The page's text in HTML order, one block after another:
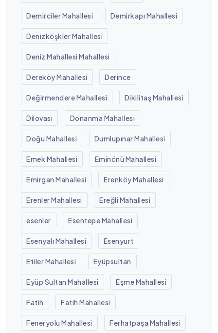
Demirciler Mahallesi Demirkapı Mahallesi
Denizköşkler Mahallesi
Deniz Mahallesi Mahallesi
Dereköy Mahallesi Derince
Değirmendere Mahallesi Dikilitaş Mahallesi
Dilovası Donanma Mahallesi
Doğu Mahallesi Dumlupınar Mahallesi
Emek Mahallesi Eminönü Mahallesi
Emirgan Mahallesi Erenköy Mahallesi
Erenler Mahallesi Ereğli Mahallesi
esenler Esentepe Mahallesi
Esenyalı Mahallesi Esenyurt
Etiler Mahallesi Eyüpsultan
Eyüp Sultan Mahallesi Eşme Mahallesi
Fatih Fatih Mahallesi
Feneryolu Mahallesi Ferhatpaşa Mahallesi